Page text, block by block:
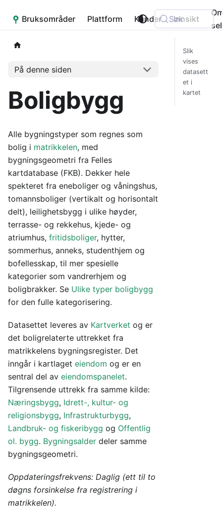
Placepoint
Bruksområder Plattform Kunder Innsikt
Søk
På denne siden
Boligbygg
Alle bygningstyper som regnes som
bolig i matrikkelen, med
bygningsgeometri fra Felles
kartdatabase (FKB). Dekker hele
spekteret fra eneboliger og våningshus,
tomannsboliger (vertikalt og horisontalt
delt), leilighetsbygg i ulike høyder,
terrasse- og rekkehus, kjede- og
atriumhus, fritidsboliger, hytter,
sommerhus, anneks, studenthjem og
bofellesskap, til mer spesielle
kategorier som vandrerhjem og
boligbrakker. Se Ulike typer boligbygg
for den fulle kategorisering.
Datasettet leveres av Kartverket og er
det boligrelaterte uttrekket fra
matrikkelens bygningsregister. Det
inngår i kartlaget eiendom og er en
sentral del av eiendomspanelet.
Tilgrensende uttrekk fra samme kilde:
Næringsbygg, Idrett-, kultur- og
religionsbygg, Infrastrukturbygg,
Landbruk- og fiskeribygg og Offentlig
ol. bygg. Bygningsalder deler samme
bygningsgeometri.
Oppdateringsfrekvens: Daglig (ett til to
døgns forsinkelse fra registrering i
matrikkelen).
Slik
vises
datasett
et i
kartet